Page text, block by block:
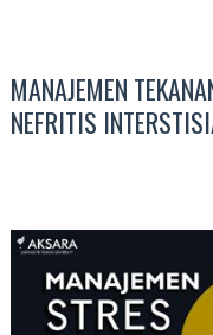
MANAJEMEN
NEFRITIS